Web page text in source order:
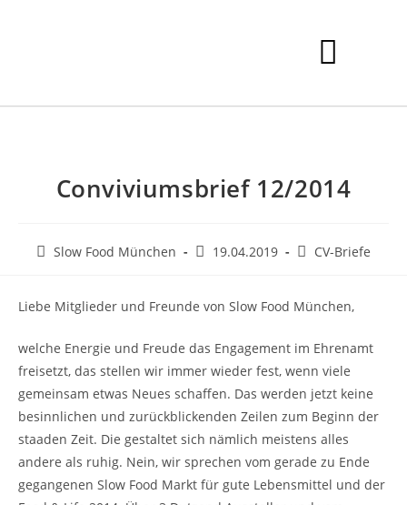
Conviviumsbrief 12/2014
Slow Food München 19.04.2019 CV-Briefe
Liebe Mitglieder und Freunde von Slow Food München,
welche Energie und Freude das Engagement im Ehrenamt
freisetzt, das stellen wir immer wieder fest, wenn viele
gemeinsam etwas Neues schaffen. Das werden jetzt keine
besinnlichen und zurückblickenden Zeilen zum Beginn der
staaden Zeit. Die gestaltet sich nämlich meistens alles
andere als ruhig. Nein, wir sprechen vom gerade zu Ende
gegangenen Slow Food Markt für gute Lebensmittel und der